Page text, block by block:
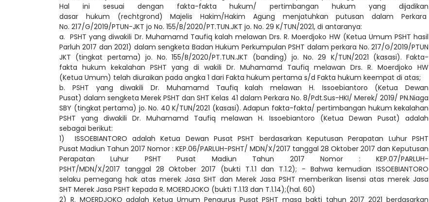
Hal ini sesuai dengan fakta-fakta hukum/ pertimbangan hukum yang dijadikan
dasar hukum (rechtgrond) Majelis Hakim/Hakim Agung menjatuhkan putusan dalam Perkara
No. 217/G/2019/PTUN-JKT jo No. 155/B/2020/PT.TUN.JKT jo. No. 29 K/TUN/2021, di antaranya:
a. PSHT yang diwakili Dr. Muhamamd Taufiq kalah melawan Drs. R. Moerdjoko HW (Ketua Umum PSHT hasil
Parluh 2017 dan 2021) dalam sengketa Badan Hukum Perkumpulan PSHT dalam perkara No. 217/G/2019/PTUN
JKT (tingkat pertama) jo. No. 155/B/2020/PT.TUN.JKT (banding) jo. No. 29 K/TUN/2021 (kasasi). Fakta-
fakta hukum kekalahan PSHT yang di wakili Dr. Muhamamd Taufiq melawan Drs. R. Moerdjoko HW
(Ketua Umum) telah diuraikan pada angka 1 dari Fakta hukum pertama s/d Fakta hukum keempat di atas;
b. PSHT yang diwakili Dr. Muhamamd Taufiq kalah melawan H. Issoebiantoro (Ketua Dewan
Pusat) dalam sengketa Merek PSHT dan SHT Kelas 41 dalam Perkara No. 8/Pdt.Sus-HKI/ Merek/ 2019/ PN.Niaga
SBY (tingkat pertama) jo. No. 40 K/TUN/2021 (kasasi). Adapun fakta-fakta/ pertimbangan hukum kekalahan
PSHT yang diwakili Dr. Muhamamd Taufiq melawan H. Issoebiantoro (Ketua Dewan Pusat) adalah
sebagai berikut:
1) ISSOEBIANTORO adalah Ketua Dewan Pusat PSHT berdasarkan Keputusan Perapatan Luhur PSHT
Pusat Madiun Tahun 2017 Nomor : KEP.06/PARLUH-PSHT/ MDN/X/2017 tanggal 28 Oktober 2017 dan Keputusan
Perapatan Luhur PSHT Pusat Madiun Tahun 2017 Nomor : KEP.07/PARLUH-
PSHT/MDN/X/2017 tanggal 28 Oktober 2017 (bukti T.1.1 dan T.1.2); - Bahwa kemudian ISSOEBIANTORO
selaku pemegang hak atas merek Jasa SHT dan Merek Jasa PSHT memberikan lisensi atas merek Jasa
SHT Merek Jasa PSHT kepada R. MOERDJOKO (bukti T.1.13 dan T.1.14);(hal. 60)
2) R. MOERDJOKO adalah Ketua Umum Pengurus Pusat PSHT masa bakti tahun 2017 2021 berdasarkan